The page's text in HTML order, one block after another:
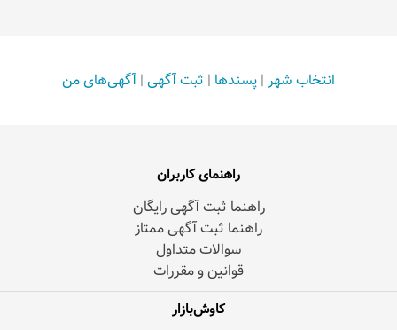
انتخاب شهر | پسندها | ثبت آگهی | آگهی‌های من
راهنمای کاربران
راهنما ثبت آگهی رایگان
راهنما ثبت آگهی ممتاز
سوالات متداول
قوانین و مقررات
کاوش‌بازار